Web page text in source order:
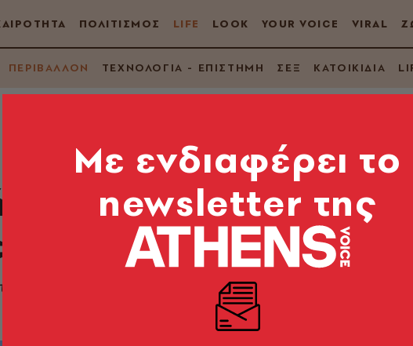
ΠΟΛΙΤΙΣΜΟΣ LIFE LOOK YOUR VOICE VIRAL
ΠΕΡΙΒΑΛΛΟΝ ΤΕΧΝΟΛΟΓΙΑ - ΕΠΙΣΤΗΜΗ ΣΕΞ ΚΑΤΟΙΚΙΔΙΑ
αλλαγή βοηθά τον
Νερού ΑΥΡΑ εξασφαλίζει όχι μόνο απλό άνοιγμα
Mε ενδιαφέρει το
newsletter της